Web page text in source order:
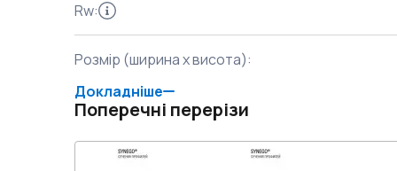
Rw:
Розмір (ширина x висота):
Докладніше
Поперечні перерізи